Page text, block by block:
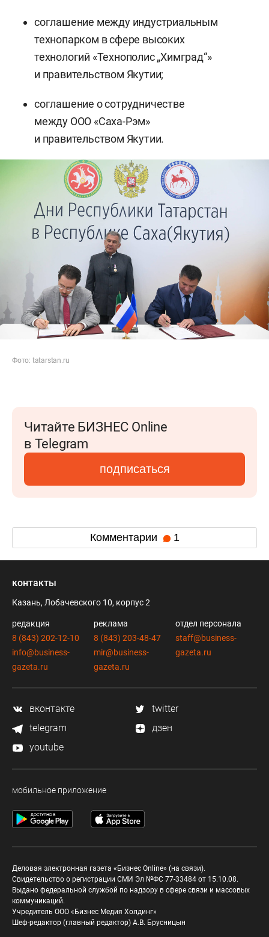
соглашение между индустриальным
технопарком в сфере высоких
технологий «Технополис „Химград“»
и правительством Якутии;
соглашение о сотрудничестве
между ООО «Саха-Рэм»
и правительством Якутии.
Фото: tatarstan.ru
Читайте БИЗНЕС Online
в Telegram
подписаться
Комментарии 1
контакты
Казань, Лобачевского 10, корпус 2
редакция
8 (843) 202-12-10
info@business-
gazeta.ru
реклама
8 (843) 203-48-47
mir@business-
gazeta.ru
отдел персонала
staff@business-
gazeta.ru
вконтакте
twitter
telegram
дзен
youtube
мобильное приложение
Деловая электронная газета «Бизнес Online» (на связи).
Свидетельство о регистрации СМИ Эл №ФС 77-33484 от 15.10.08.
Выдано федеральной службой по надзору в сфере связи и массовых
коммуникаций.
Учредитель ООО «Бизнес Медия Холдинг»
Шеф-редактор (главный редактор) А.В. Брусницын